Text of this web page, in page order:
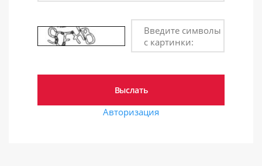
Введите символы
с картинки:
Авторизация